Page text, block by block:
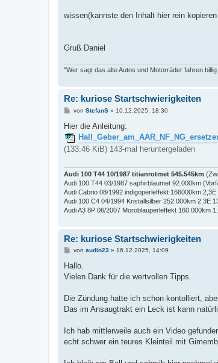
wissen(kannste den Inhalt hier rein kopieren
Gruß Daniel
"Wer sagt das alte Autos und Motorräder fahren
Re: kuriose Startschwierigkeiten
B
i
r
a
g
von StefanS» 10.12.2025, 18:30
Hier die Anleitung:
(133.46 KiB) 143-mal heruntergeladen
Audi 100 T44 10/1987 titianrotmet 545.545km
Audi 100 T44 03/1987 saphirblaumet 92.000km
Audi Cabrio 08/1992 indigoperleffekt 166000km 2,3E
Audi 100 C4 04/1994 Kristallsilber 252.000km 2,3E
Audi A3 8P 06/2007 Moroblauperleffekt 160.000km
Re: kuriose Startschwierigkeiten
B
i
r
von audio23» 16.12.2025, 14:09
Hallo.
Vielen Dank für die wertvollen Tipps.
Die Zündung hatte ich schon kontolliert,
Das im Ansaugtrakt ein Leck ist kann
Ich hab mittlerweile auch ein Video
echt schwer ein teures Kleinteil mit